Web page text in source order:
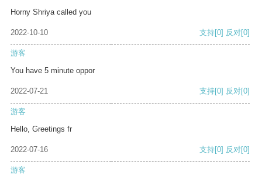
Horny Shriya called you
2022-10-10 支持[0] 反对[0]
游客
You have 5 minute oppor
2022-07-21 支持[0] 反对[0]
游客
Hello, Greetings fr
2022-07-16 支持[0] 反对[0]
游客